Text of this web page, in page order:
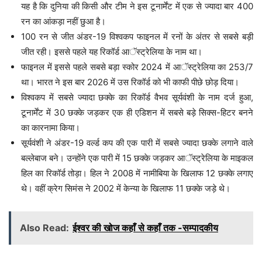
यह है कि दुनिया की किसी और टीम ने इस टूनार्मेंट में एक से ज्यादा बार 400
रन का आंकड़ा नहीं छुआ है।
100 रन से जीत अंडर-19 विश्वकप फाइनल में रनों के अंतर से सबसे बड़ी
जीत रही। इससे पहले यह रिकॉर्ड आॅस्ट्रेलिया के नाम था।
फाइनल में इससे पहले सबसे बड़ा स्कोर 2024 में आॅस्ट्रेलिया का 253/7
था। भारत ने इस बार 2026 में उस रिकॉर्ड को भी काफी पीछे छोड़ दिया।
विश्वकप में सबसे ज्यादा छक्के का रिकॉर्ड वैभव सूर्यवंशी के नाम दर्ज हुआ,
टूनार्मेंट में 30 छक्के जड़कर एक ही एडिशन में सबसे बड़े सिक्स-हिटर बनने
का कारनामा किया।
सूर्यवंशी ने अंडर-19 वर्ल्ड कप की एक पारी में सबसे ज्यादा छक्के लगाने वाले
बल्लेबाज बने। उन्होंने एक पारी में 15 छक्के जड़कर आॅस्ट्रेलिया के माइकल
हिल का रिकॉर्ड तोड़ा। हिल ने 2008 में नामीबिया के खिलाफ 12 छक्के लगाए
थे। वहीं क्रेग सिमंस ने 2002 में केन्या के खिलाफ 11 छक्के जड़े थे।
Also Read: ईश्वर की खोज कहाँ से कहाँ तक -सम्पादकीय